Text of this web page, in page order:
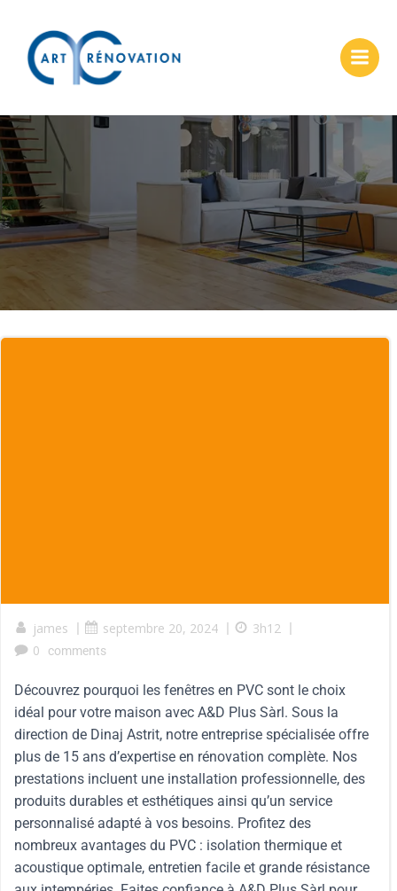
james | septembre 20, 2024 | 3h12 |
0
comments
Découvrez pourquoi les fenêtres en PVC sont le choix
idéal pour votre maison avec A&D Plus Sàrl. Sous la
direction de Dinaj Astrit, notre entreprise spécialisée offre
plus de 15 ans d’expertise en rénovation complète. Nos
prestations incluent une installation professionnelle, des
produits durables et esthétiques ainsi qu’un service
personnalisé adapté à vos besoins. Profitez des
nombreux avantages du PVC : isolation thermique et
acoustique optimale, entretien facile et grande résistance